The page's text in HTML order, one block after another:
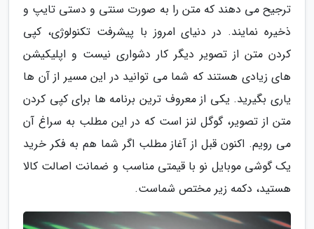
ترجیح می دهند که متن را به صورت سنتی و دستی تایپ و
ذخیره نمایند. در دنیای امروز با پیشرفت تکنولوژی، کپی
کردن متن از تصویر دیگر کار دشواری نیست و اپلیکیشن
های زیادی هستند که شما می توانید در این مسیر از آن ها
یاری بگیرید. یکی از معروف ترین برنامه ها برای کپی کردن
متن از تصویر، گوگل لنز است که در این مطلب به سراغ آن
می رویم. اکنون قبل از آغاز مطلب اگر شما هم به فکر خرید
یک گوشی موبایل نو با قیمتی مناسب و ضمانت اصالت کالا
هستید، دکمه زیر مختص شماست.